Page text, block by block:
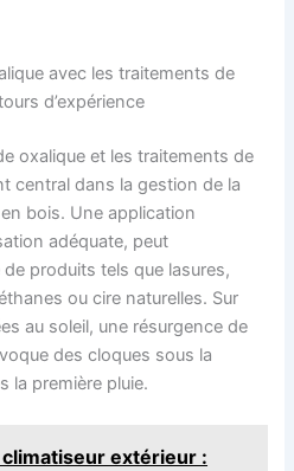
avec les traitements de
d’expérience
oxalique et les traitements de
central dans la gestion de la
bois. Une application
adéquate, peut
produits tels que lasures,
ou cire naturelles. Sur
au soleil, une résurgence de
des cloques sous la
la première pluie.
extérieur :